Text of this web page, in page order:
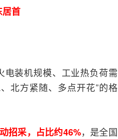
居首
电装机规模、工业热负荷需
北方紧随、多点开花”的格
招采，占比约46%，是全国